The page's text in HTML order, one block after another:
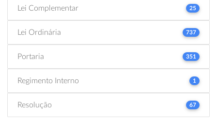
Lei Complementar 25
Lei Ordinária 737
Portaria 351
Regimento Interno 1
Resolução 67